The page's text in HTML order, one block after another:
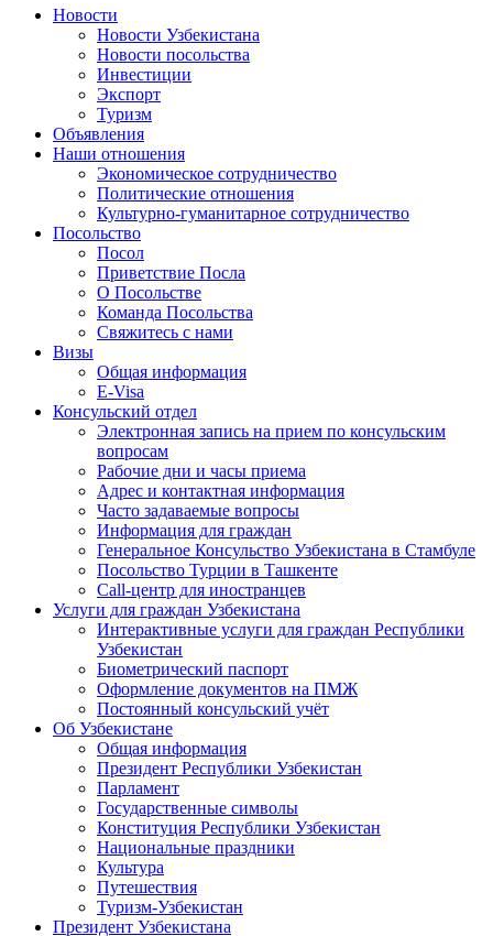
Новости
Новости Узбекистана
Новости посольства
Инвестиции
Экспорт
Туризм
Объявления
Наши отношения
Экономическое сотрудничество
Политические отношения
Культурно-гуманитарное сотрудничество
Посольство
Посол
Приветствие Посла
О Посольстве
Команда Посольства
Свяжитесь с нами
Визы
Общая информация
E-Visa
Консульский отдел
Электронная запись на прием по консульским
вопросам
Рабочие дни и часы приема
Адрес и контактная информация
Часто задаваемые вопросы
Информация для граждан
Генеральное Консульство Узбекистана в Стамбуле
Посольство Турции в Ташкенте
Call-центр для иностранцев
Услуги для граждан Узбекистана
Интерактивные услуги для граждан Республики
Узбекистан
Биометрический паспорт
Оформление документов на ПМЖ
Постоянный консульский учёт
Об Узбекистане
Общая информация
Президент Республики Узбекистан
Парламент
Государственные символы
Конституция Республики Узбекистан
Национальные праздники
Культура
Путешествия
Туризм-Узбекистан
Президент Узбекистана